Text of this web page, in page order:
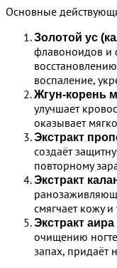
Основные
Золотой ус
флавоноидов и
воспаление,
Жгун-корень
улучшает
оказывает
Экстракт
создаёт
повторному
Экстракт
смягчает кожу и
Экстракт
очищению
запах, придаёт